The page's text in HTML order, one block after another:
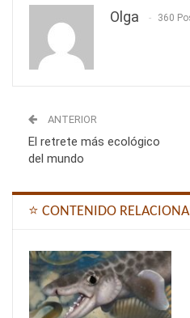
Olga 360
ANTERIOR
El retrete más ecológico
del mundo
⭐ CONTENIDO